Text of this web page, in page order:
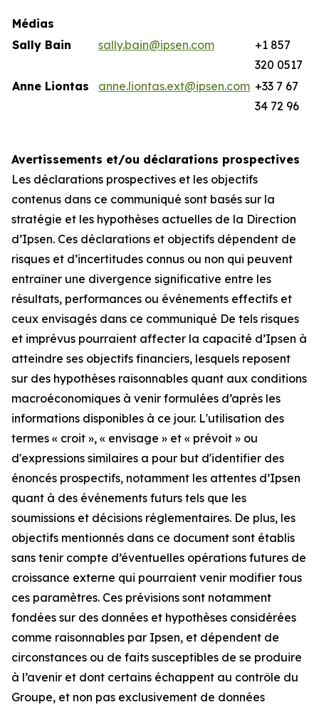
Médias
Sally Bain
sally.bain@ipsen.com
+1 857
320 0517
Anne Liontas
anne.liontas.ext@ipsen.com +33 7 67
34 72 96
Avertissements et/ou déclarations prospectives
Les déclarations prospectives et les objectifs
contenus dans ce communiqué sont basés sur la
stratégie et les hypothèses actuelles de la Direction
d’Ipsen. Ces déclarations et objectifs dépendent de
risques et d’incertitudes connus ou non qui peuvent
entraîner une divergence significative entre les
résultats, performances ou événements effectifs et
ceux envisagés dans ce communiqué De tels risques
et imprévus pourraient affecter la capacité d’Ipsen à
atteindre ses objectifs financiers, lesquels reposent
sur des hypothèses raisonnables quant aux conditions
macroéconomiques à venir formulées d’après les
informations disponibles à ce jour. L'utilisation des
termes « croit », « envisage » et « prévoit » ou
d'expressions similaires a pour but d'identifier des
énoncés prospectifs, notamment les attentes d’Ipsen
quant à des événements futurs tels que les
soumissions et décisions réglementaires. De plus, les
objectifs mentionnés dans ce document sont établis
sans tenir compte d’éventuelles opérations futures de
croissance externe qui pourraient venir modifier tous
ces paramètres. Ces prévisions sont notamment
fondées sur des données et hypothèses considérées
comme raisonnables par Ipsen, et dépendent de
circonstances ou de faits susceptibles de se produire
à l’avenir et dont certains échappent au contrôle du
Groupe, et non pas exclusivement de données